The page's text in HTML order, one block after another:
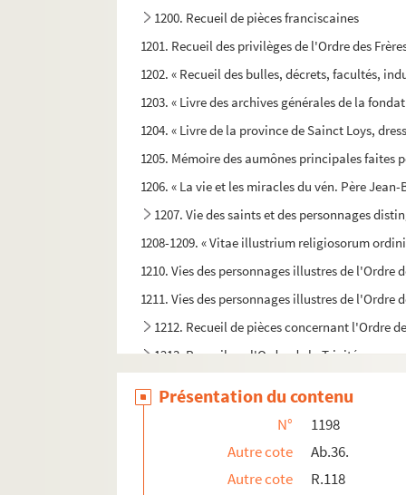
1200. Recueil de pièces franciscaines
1201. Recueil des privilèges de l'Ordre des
1202. « Recueil des bulles, décrets, facultés,
1203. « Livre des archives générales de la
1204. « Livre de la province de Sainct Loys,
1205. Mémoire des aumônes principales
1206. « La vie et les miracles du vén. Père
1207. Vie des saints et des personnages
1208-1209. « Vitae illustrium religiosorum
1210. Vies des personnages illustres de
1211. Vies des personnages illustres de l'Ordre
1212. Recueil de pièces concernant l'Ordre
1213. Recueil sur l'Ordre de la Trinité
1215. « Relatio eorum quae de conventibus,
Présentation du contenu
N°
1198
Autre cote
Ab.36.
Autre cote
R.118